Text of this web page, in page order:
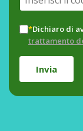
*Dichiaro di
trattamento
Invia